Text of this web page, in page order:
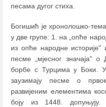
песама дугог стиха.
Богишић је хронолошко-
у две групе: 1. на „опће
из опће народне
песме „мјесног значаја" о
борбе с Турцима у Боки. У
заузимају песме о
развијеним елементима
боју из 1448. допуњују.